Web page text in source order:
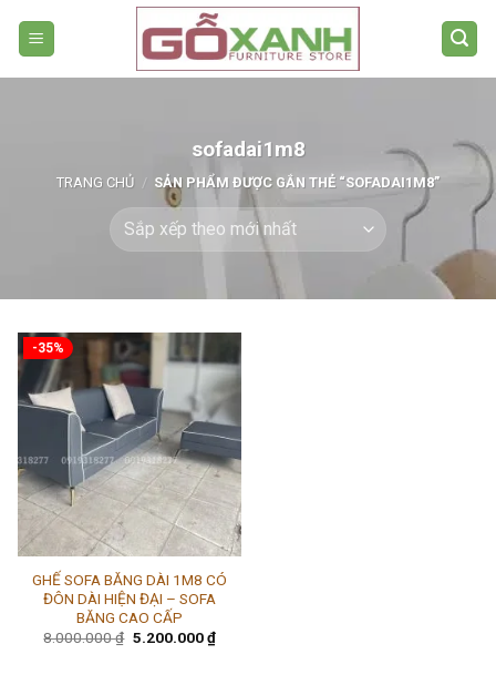
sofadai1m8
TRANG CHỦ / SẢN PHẨM ĐƯỢC GẮN THẺ “SOFADAI1M8”
-35%
GHẾ SOFA BĂNG DÀI 1M8 CÓ
ĐÔN DÀI HIỆN ĐẠI – SOFA
BĂNG CAO CẤP
8.000.000₫ Giá
5.200.000₫Giá
hiện